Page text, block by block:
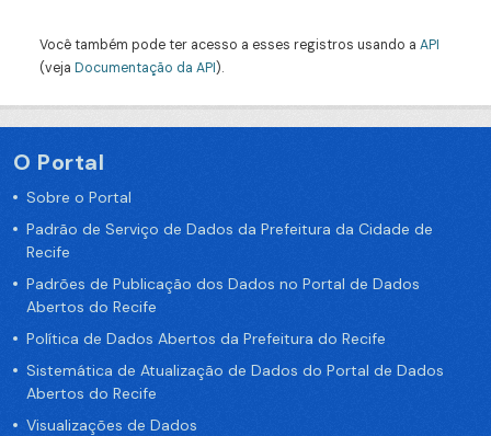
Você também pode ter acesso a esses registros usando a API
(veja Documentação da API).
O Portal
Sobre o Portal
Padrão de Serviço de Dados da Prefeitura da Cidade de
Recife
Padrões de Publicação dos Dados no Portal de Dados
Abertos do Recife
Política de Dados Abertos da Prefeitura do Recife
Sistemática de Atualização de Dados do Portal de Dados
Abertos do Recife
Visualizações de Dados